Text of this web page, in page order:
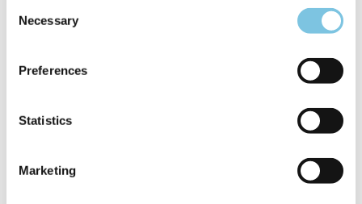
Selection
Necessary
Preferences
Statistics
Marketing
Спа-центр для всех в
Романье